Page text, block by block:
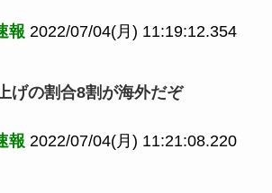
報 2022/07/04(月) 11:19:12.354
げの割合8割が海外だぞ
報 2022/07/04(月) 11:21:08.220